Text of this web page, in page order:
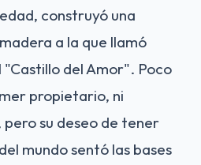
construyó una
a la que llamó
del Amor". Poco
propietario, ni
pero su deseo de tener
mundo sentó las bases